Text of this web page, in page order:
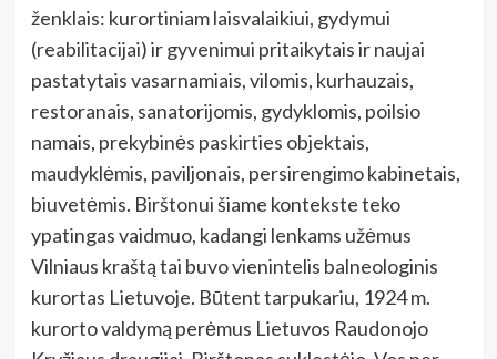
ženklais: kurortiniam laisvalaikiui, gydymui
(reabilitacijai) ir gyvenimui pritaikytais ir naujai
pastatytais vasarnamiais, vilomis, kurhauzais,
restoranais, sanatorijomis, gydyklomis, poilsio
namais, prekybinės paskirties objektais,
maudyklėmis, paviljonais, persirengimo kabinetais,
biuvetėmis. Birštonui šiame kontekste teko
ypatingas vaidmuo, kadangi lenkams užėmus
Vilniaus kraštą tai buvo vienintelis balneologinis
kurortas Lietuvoje. Būtent tarpukariu, 1924 m.
kurorto valdymą perėmus Lietuvos Raudonojo